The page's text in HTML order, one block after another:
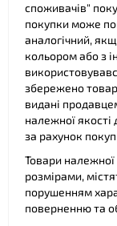
споживачів"
покупки може
аналогічний,
кольором або з
збережено
видані
належної
за рахунок
Товари належної
розмірами,
порушенням
поверненню та